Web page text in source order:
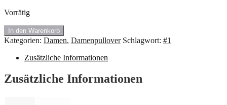
Vorrätig
#1.032
Baumwolle,
Pullover
Ausschnitt.
Größe:
In den Warenkorb
Kategorien: Damen, Damenpullover Schlagwort: #1
Zusätzliche Informationen
Zusätzliche Informationen